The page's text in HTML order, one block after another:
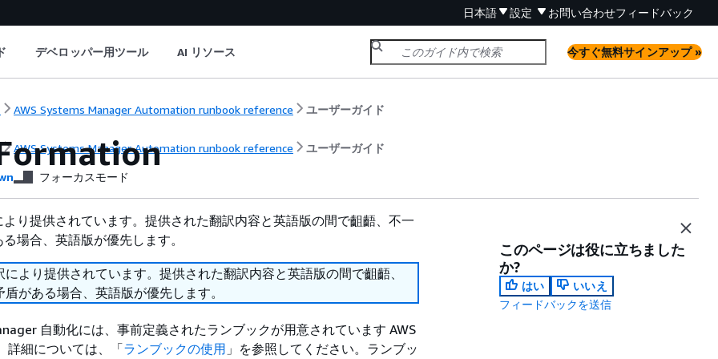
日本語 設定 お問い合わせフィードバック
デベロッパー用ツール AI リソース 今すぐ無料サインアップ »
AWS Systems Manager Automation runbook reference ユーザーガイド
AWS Systems Manager Automation runbook reference ユーザーガイド
フォーカスモード
り提供されています。提供された翻訳内容と英語版の間で齟齬、不一
場合、英語版が優先します。
より提供されています。提供された翻訳内容と英語版の間で齟齬、
がある場合、英語版が優先します。
自動化には、事前定義されたランブックが用意されています AWS
詳細については、「ランブックの使用 」を参照してください。ランブッ
このページは役に立ちました
か?
はい
いいえ
フィードバックを送信